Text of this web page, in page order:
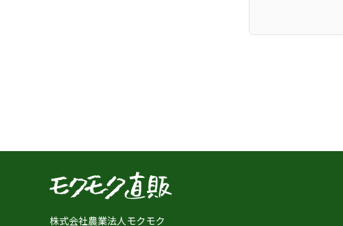
株式会社農業法人モクモク